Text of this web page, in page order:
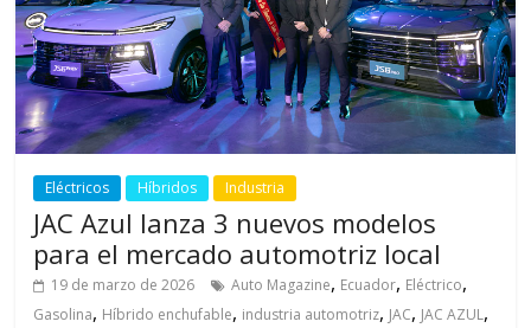
Eléctricos Híbridos Industria
JAC Azul lanza 3 nuevos modelos
para el mercado automotriz local
19 de marzo de 2026 Auto Magazine, Ecuador, Eléctrico,
Gasolina, Híbrido enchufable, industria automotriz, JAC, JAC AZUL,